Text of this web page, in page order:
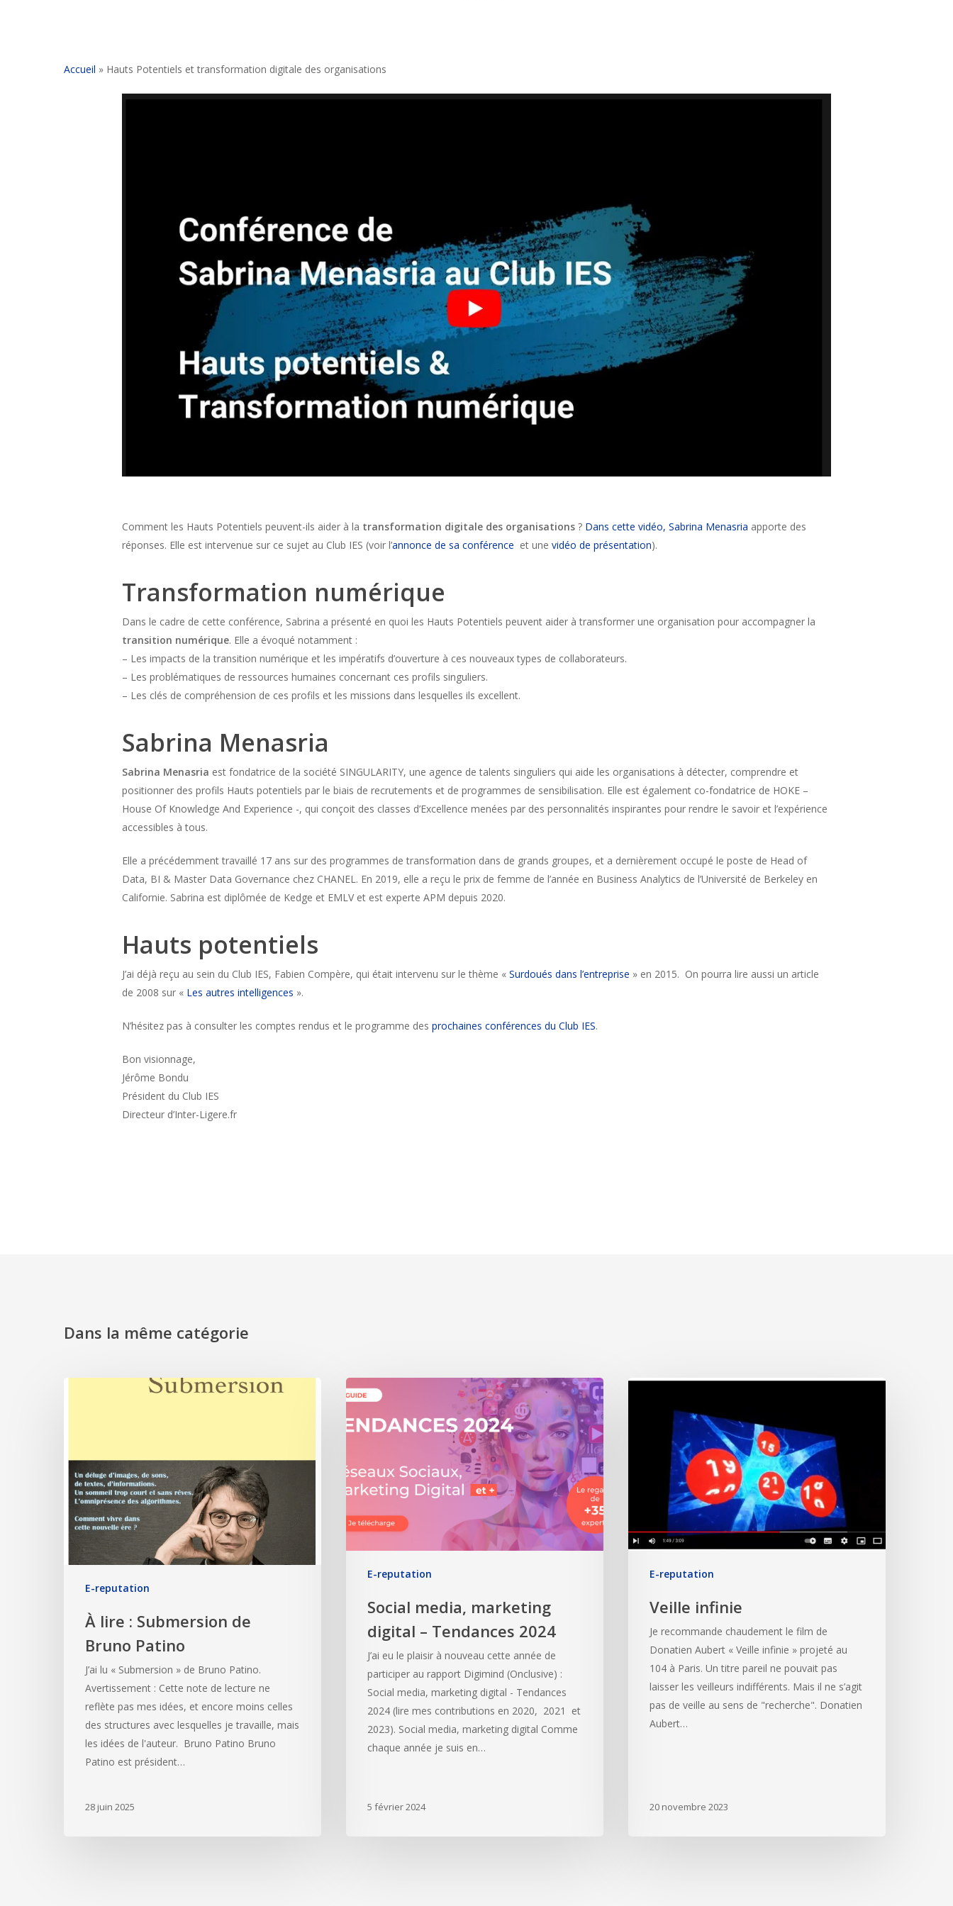
Accueil » Hauts Potentiels et transformation digitale des organisations
Comment les Hauts Potentiels peuvent-ils aider à la transformation digitale des organisations ? Dans cette vidéo, Sabrina Menasria apporte des
réponses. Elle est intervenue sur ce sujet au Club IES (voir l’annonce de sa conférence et une vidéo de présentation).
Transformation numérique
Dans le cadre de cette conférence, Sabrina a présenté en quoi les Hauts Potentiels peuvent aider à transformer une organisation pour accompagner la
transition numérique. Elle a évoqué notamment :
– Les impacts de la transition numérique et les impératifs d’ouverture à ces nouveaux types de collaborateurs.
– Les problématiques de ressources humaines concernant ces profils singuliers.
– Les clés de compréhension de ces profils et les missions dans lesquelles ils excellent.
Sabrina Menasria
Sabrina Menasria est fondatrice de la société SINGULARITY, une agence de talents singuliers qui aide les organisations à détecter, comprendre et
positionner des profils Hauts potentiels par le biais de recrutements et de programmes de sensibilisation. Elle est également co-fondatrice de HOKE –
House Of Knowledge And Experience -, qui conçoit des classes d’Excellence menées par des personnalités inspirantes pour rendre le savoir et l’expérience
accessibles à tous.
Elle a précédemment travaillé 17 ans sur des programmes de transformation dans de grands groupes, et a dernièrement occupé le poste de Head of
Data, BI & Master Data Governance chez CHANEL. En 2019, elle a reçu le prix de femme de l’année en Business Analytics de l’Université de Berkeley en
Californie. Sabrina est diplômée de Kedge et EMLV et est experte APM depuis 2020.
Hauts potentiels
J’ai déjà reçu au sein du Club IES, Fabien Compère, qui était intervenu sur le thème « Surdoués dans l’entreprise » en 2015. On pourra lire aussi un article
de 2008 sur « Les autres intelligences ».
N’hésitez pas à consulter les comptes rendus et le programme des prochaines conférences du Club IES.
Bon visionnage,
Jérôme Bondu
Président du Club IES
Directeur d’Inter-Ligere.fr
Dans la même catégorie
E-reputation
À lire : Submersion de
Bruno Patino
J’ai lu « Submersion » de Bruno Patino.
Avertissement : Cette note de lecture ne
reflète pas mes idées, et encore moins celles
des structures avec lesquelles je travaille, mais
les idées de l'auteur. Bruno Patino Bruno
Patino est président…
28 juin 2025
E-reputation
Social media, marketing
digital – Tendances 2024
J’ai eu le plaisir à nouveau cette année de
participer au rapport Digimind (Onclusive) :
Social media, marketing digital - Tendances
2024 (lire mes contributions en 2020, 2021 et
2023). Social media, marketing digital Comme
chaque année je suis en…
5 février 2024
E-reputation
Veille infinie
Je recommande chaudement le film de
Donatien Aubert « Veille infinie » projeté au
104 à Paris. Un titre pareil ne pouvait pas
laisser les veilleurs indifférents. Mais il ne s’agit
pas de veille au sens de "recherche". Donatien
Aubert…
20 novembre 2023